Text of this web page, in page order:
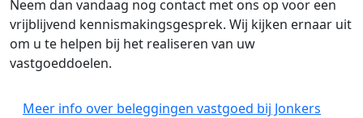
Neem dan vandaag nog contact met ons op voor een
vrijblijvend kennismakingsgesprek. Wij kijken ernaar uit
om u te helpen bij het realiseren van uw
vastgoeddoelen.
Meer info over beleggingen vastgoed bij Jonkers